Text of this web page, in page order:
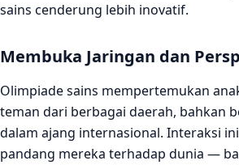
sains cenderung lebih inovatif.
Membuka Jaringan dan
Olimpiade sains mempertemukan
teman dari berbagai daerah, bahkan
dalam ajang internasional. Interaksi
pandang mereka terhadap dunia —